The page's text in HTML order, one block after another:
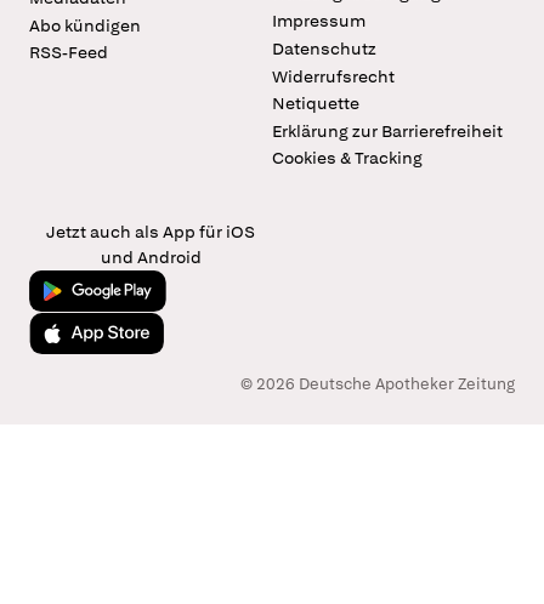
Abo kündigen
RSS-Feed
Impressum
Datenschutz
Widerrufsrecht
Netiquette
Erklärung zur Barrierefreiheit
Cookies & Tracking
Jetzt auch als App für iOS
und Android
Jetzt bei Google Play
Laden im App Store
© 2026 Deutsche Apotheker Zeitung